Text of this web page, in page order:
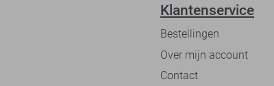
Klantenservice
Bestellingen
Over mijn account
Contact